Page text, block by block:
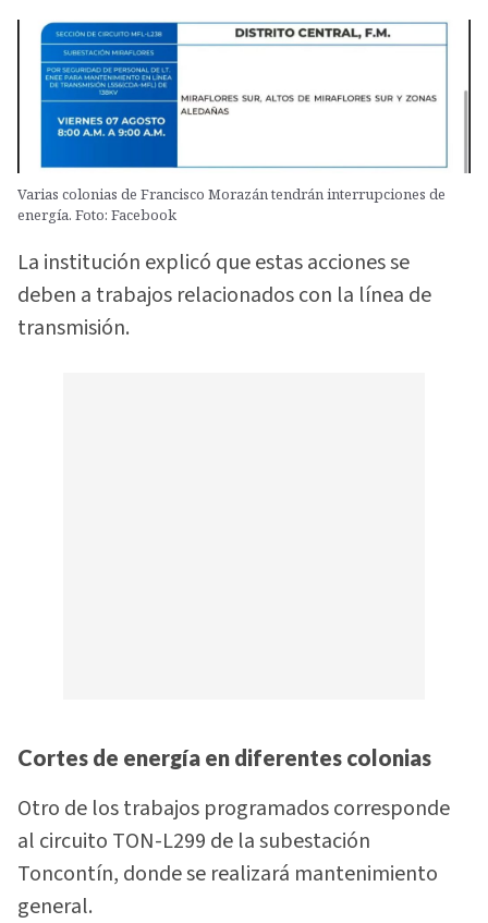
Varias colonias de Francisco Morazán tendrán interrupciones de
energía. Foto: Facebook
La institución explicó que estas acciones se
deben a trabajos relacionados con la línea de
transmisión.
Cortes de energía en diferentes colonias
Otro de los trabajos programados corresponde
al circuito TON-L299 de la subestación
Toncontín, donde se realizará mantenimiento
general.